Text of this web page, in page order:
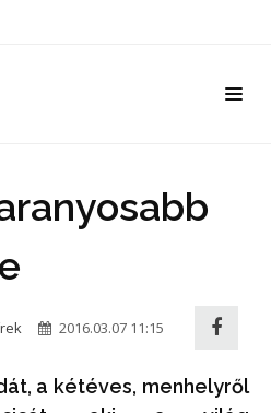
2016.03.07 11:15
a kétéves, menhelyről